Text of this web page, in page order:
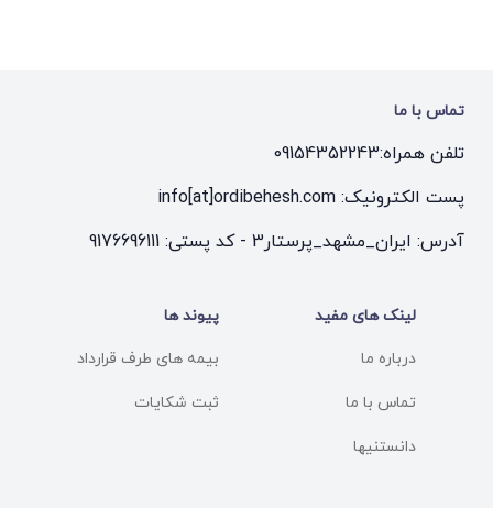
تماس با ما
تلفن همراه:09154352243
پست الکترونیک: info[at]ordibehesh.com
آدرس: ایران_مشهد_پرستار3 - کد پستی: 9176696111
لینک های مفید
درباره ما
تماس با ما
دانستنیها
پیوند ها
بیمه های طرف قرارداد
ثبت شکایات